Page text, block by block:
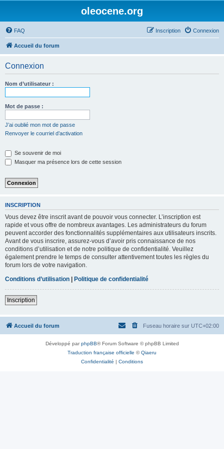
oleocene.org
FAQ Connexion
Inscription
Accueil du forum
Connexion
Nom d’utilisateur :
Mot de passe :
J’ai oublié mon mot de passe
Renvoyer le courriel d’activation
Se souvenir de moi
Masquer ma présence lors de cette session
INSCRIPTION
Vous devez être inscrit avant de pouvoir vous connecter. L’inscription est
rapide et vous offre de nombreux avantages. Les administrateurs du forum
peuvent accorder des fonctionnalités supplémentaires aux utilisateurs inscrits.
Avant de vous inscrire, assurez-vous d’avoir pris connaissance de nos
conditions d’utilisation et de notre politique de confidentialité. Veuillez
également prendre le temps de consulter attentivement toutes les règles du
forum lors de votre navigation.
Conditions d’utilisation | Politique de confidentialité
Inscription
Accueil du forum Fuseau horaire sur UTC+02:00
Développé parphpBB® Forum Software © phpBB Limited
Traduction française officielle ©Qiaeru
Confidentialité | Conditions